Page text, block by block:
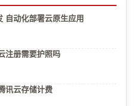
自动化部署云原生应用
注册需要护照吗
讯云存储计费